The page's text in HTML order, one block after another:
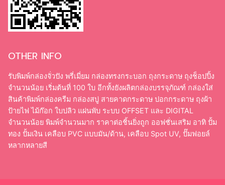
OTHER INFO
รับพิมพ์กล่องจั่วปัง พรี่เมี่ยม กล่องทรงกระบอก ถุงกระดาษ ถุงช็อปปิ้ง
จำนวนน้อย เริ่มต้นที่ 100 ใบ อีกทั้งยังผลิตกล่องบรรจุภัณฑ์ กล่องใส่
สินค้าพิมพ์กล่องครีม กล่องสบู่ สายคาดกระดาษ ปอกกระดาษ ถุงผ้า
ป้ายไฟ ไม้ก๊อก ใบปลิว แผ่นพับ ระบบ OFFSET และ DIGITAL
จำนวนน้อย พิมพ์จำนวนมาก ราคาต่อชิ้นยิ่งถูก ออฟชั่นเสริม อาทิ ปั้ม
ทอง ปั้มเงิน เคลือบ PVC แบบมัน/ด้าน, เคลือบ Spot UV, ปั๊มฟอยล์
หลากหลายสี